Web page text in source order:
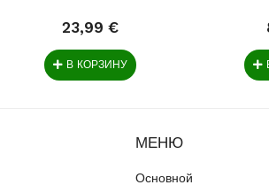
23,99 €
В КОРЗИНУ
МЕНЮ
Основной